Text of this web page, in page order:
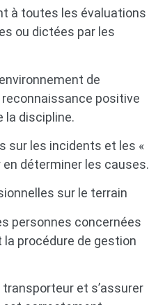
à toutes les évaluations
ou dictées par les
de
positive
la discipline.
sur les incidents et les «
en déterminer les causes.
sur le terrain
personnes concernées
procédure de gestion
transporteur et s’assurer